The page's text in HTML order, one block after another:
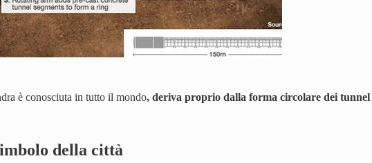
è conosciuta in tutto il mondo, deriva proprio dalla forma circolare dei tunnel
della città